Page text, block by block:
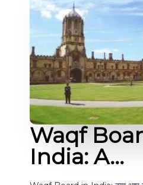
Waqf
India: A…